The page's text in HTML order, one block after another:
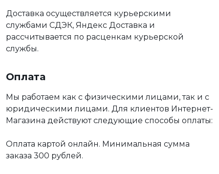
Доставка осуществляется курьерскими
службами СДЭК, Яндекс Доставка и
рассчитывается по расценкам курьерской
службы.
Оплата
Мы работаем как с физическими лицами, так и с
юридическими лицами. Для клиентов Интернет-
Магазина действуют следующие способы оплаты:
Оплата картой онлайн. Минимальная сумма
заказа 300 рублей.